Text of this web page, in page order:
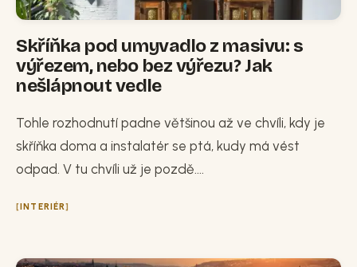
Skříňka pod umyvadlo z masivu: s
výřezem, nebo bez výřezu? Jak
nešlápnout vedle
Tohle rozhodnutí padne většinou až ve chvíli, kdy je
skříňka doma a instalatér se ptá, kudy má vést
odpad. V tu chvíli už je pozdě....
INTERIÉR